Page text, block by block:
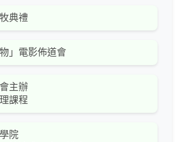
典禮
」電影佈道會
主辦
課程
院